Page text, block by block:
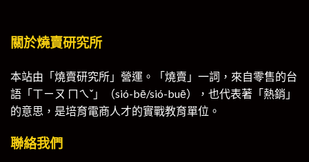
關於燒賣研究所
本站由「燒賣研究所」營運。「燒賣」一詞，來自零售的台
語「ㄒㄧㄡ ㄇㄟˇ」（sió-bē/sió-buē），也代表著「熱銷」
的意思，是培育電商人才的實戰教育單位。
聯絡我們